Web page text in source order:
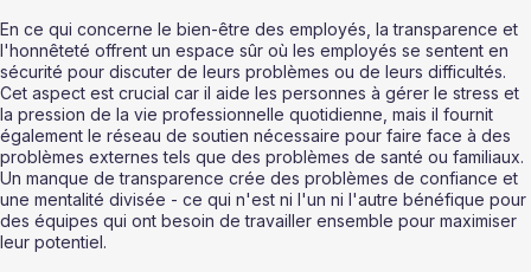
En ce qui concerne le bien-être des employés, la transparence et
l'honnêteté offrent un espace sûr où les employés se sentent en
sécurité pour discuter de leurs problèmes ou de leurs difficultés.
Cet aspect est crucial car il aide les personnes à gérer le stress et
la pression de la vie professionnelle quotidienne, mais il fournit
également le réseau de soutien nécessaire pour faire face à des
problèmes externes tels que des problèmes de santé ou familiaux.
Un manque de transparence crée des problèmes de confiance et
une mentalité divisée - ce qui n'est ni l'un ni l'autre bénéfique pour
des équipes qui ont besoin de travailler ensemble pour maximiser
leur potentiel.